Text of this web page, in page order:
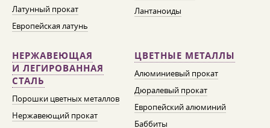
Латунный прокат
Европейская латунь
Лантаноиды
НЕРЖАВЕЮЩАЯ
И ЛЕГИРОВАННАЯ
СТАЛЬ
Порошки цветных металлов
Нержавеющий прокат
ЦВЕТНЫЕ МЕТАЛЛЫ
Алюминиевый прокат
Дюралевый прокат
Европейский алюминий
Баббиты